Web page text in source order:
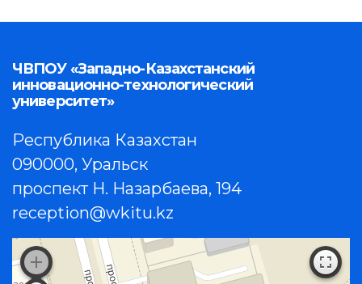
ЧВПОУ «Западно-Казахстанский
инновационно-технологический
университет»
Республика Казахстан
090000, Уральск
проспект Н. Назарбаева, 194
reception@wkitu.kz